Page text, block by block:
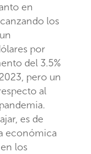
en
los
por
del 3.5%
pero un
al
es de
económica
los